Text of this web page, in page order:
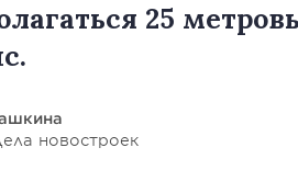
25
новостроек